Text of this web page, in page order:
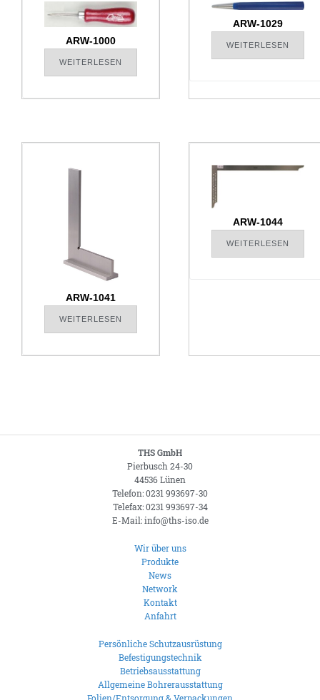
ARW-1000
WEITERLESEN
ARW-1029
WEITERLESEN
ARW-1041
WEITERLESEN
ARW-1044
WEITERLESEN
THS GmbH
Pierbusch 24-30
44536 Lünen
Telefon: 0231 993697-30
Telefax: 0231 993697-34
E-Mail: info@ths-iso.de
Wir über uns
Produkte
News
Network
Kontakt
Anfahrt
Persönliche Schutzausrüstung
Befestigungstechnik
Betriebsausstattung
Allgemeine Bohrerausstattung